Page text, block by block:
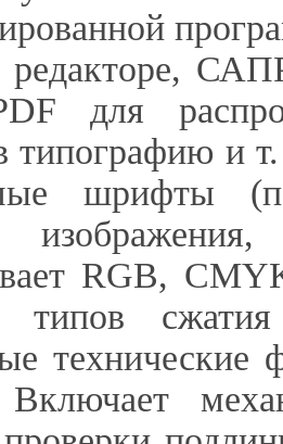
редакторе,
для
типографию и
шрифты
RGB,
типов